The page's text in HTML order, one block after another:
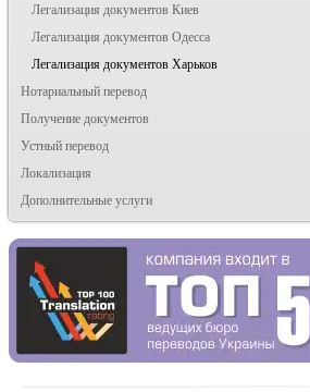
Легализация документов Киев
Легализация документов Одесса
Легализация документов Харьков
Нотариальный перевод
Получение документов
Устный перевод
Локализация
Дополнительные услуги